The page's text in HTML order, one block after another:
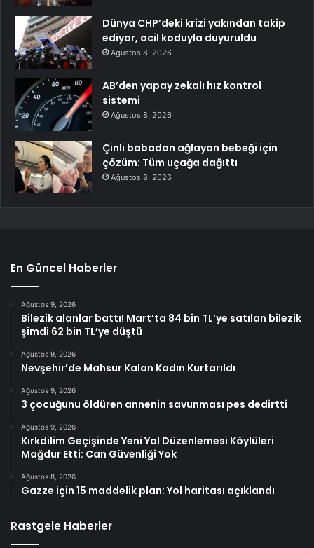
Dünya CHP’deki krizi yakından takip
ediyor, acil koduyla duyuruldu
Ağustos 8, 2026
AB’den yapay zekalı hız kontrol
sistemi
Ağustos 8, 2026
Çinli babadan ağlayan bebeği için
çözüm: Tüm uçağa dağıttı
Ağustos 8, 2026
En Güncel Haberler
Ağustos 9, 2026
Bilezik alanlar battı! Mart’ta 84 bin TL’ye satılan bilezik
şimdi 62 bin TL’ye düştü
Ağustos 9, 2026
Nevşehir’de Mahsur Kalan Kadın Kurtarıldı
Ağustos 9, 2026
3 çocuğunu öldüren annenin savunması pes dedirtti
Ağustos 9, 2026
Kırkdilim Geçişinde Yeni Yol Düzenlemesi Köylüleri
Mağdur Etti: Can Güvenliği Yok
Ağustos 8, 2026
Gazze için 15 maddelik plan: Yol haritası açıklandı
Rastgele Haberler